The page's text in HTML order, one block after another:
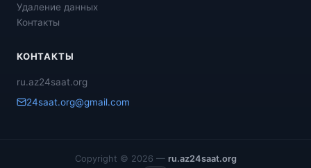
Удаление данных
Контакты
КОНТАКТЫ
ru.az24saat.org
24saat.org@gmail.com
Copyright © 2026 — ru.az24saat.org